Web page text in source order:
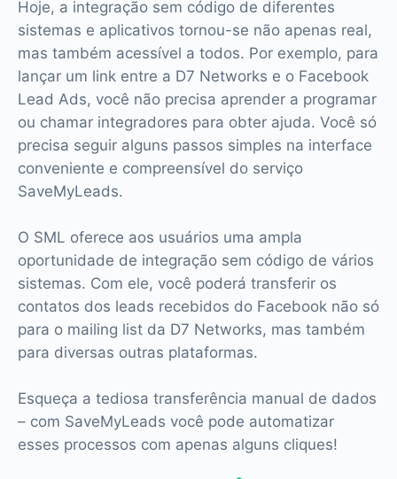
Hoje, a integração sem código de diferentes
sistemas e aplicativos tornou-se não apenas real,
mas também acessível a todos. Por exemplo, para
lançar um link entre a D7 Networks e o Facebook
Lead Ads, você não precisa aprender a programar
ou chamar integradores para obter ajuda. Você só
precisa seguir alguns passos simples na interface
conveniente e compreensível do serviço
SaveMyLeads.
O SML oferece aos usuários uma ampla
oportunidade de integração sem código de vários
sistemas. Com ele, você poderá transferir os
contatos dos leads recebidos do Facebook não só
para o mailing list da D7 Networks, mas também
para diversas outras plataformas.
Esqueça a tediosa transferência manual de dados
– com SaveMyLeads você pode automatizar
esses processos com apenas alguns cliques!